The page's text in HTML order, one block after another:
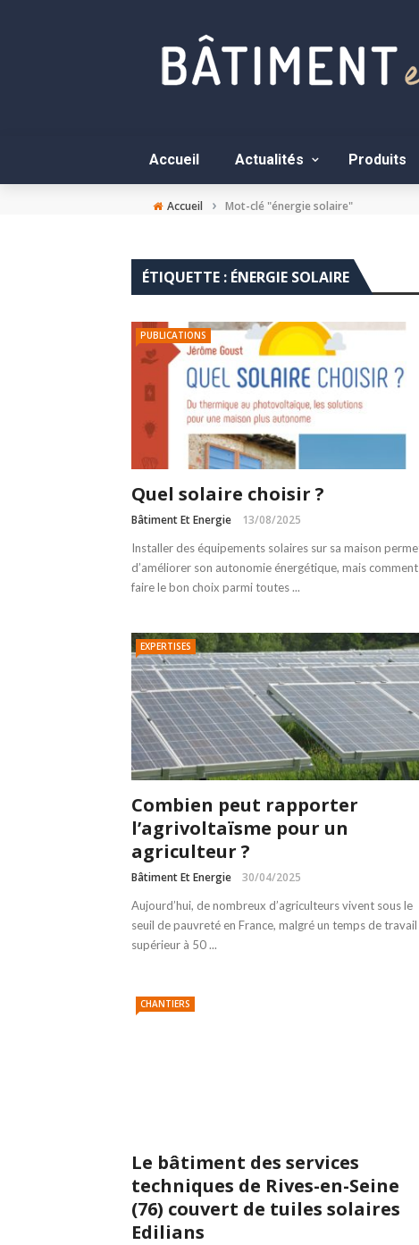
Accueil Actualités Produits
Accueil › Mot-clé "énergie solaire"
ÉTIQUETTE : ÉNERGIE SOLAIRE
PUBLICATIONS
Quel solaire choisir ?
Bâtiment Et Energie 13/08/2025
Installer des équipements solaires sur sa maison
d’améliorer son autonomie énergétique, mais comment
faire le bon choix parmi toutes ...
EXPERTISES
Combien peut rapporter
l’agrivoltaïsme pour un
agriculteur ?
Bâtiment Et Energie 30/04/2025
Aujourd’hui, de nombreux d’agriculteurs vivent sous le
seuil de pauvreté en France, malgré un temps de travail
supérieur à 50 ...
CHANTIERS
Le bâtiment des services
techniques de Rives-en-Seine
(76) couvert de tuiles solaires
Edilians